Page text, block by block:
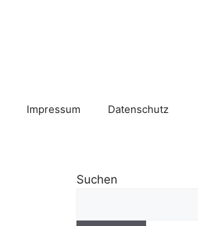
Impressum Datenschutz
Suchen